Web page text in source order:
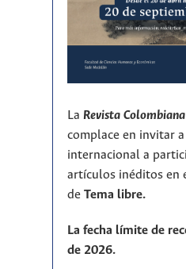
La Revista
complace en invitar
internacional a
artículos inéditos en
de Tema libre.
La fecha límite de
de 2026.